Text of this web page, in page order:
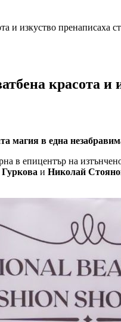
и изкуство пренаписаха
красота и
магия в една
в епицентър на
и Николай